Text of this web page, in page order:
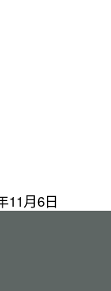
11月6日